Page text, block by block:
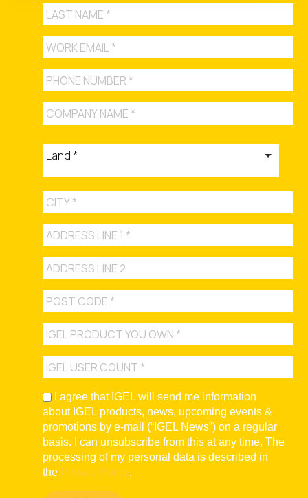
I agree that IGEL will send me information
about IGEL products, news, upcoming events &
promotions by e-mail (“IGEL News”) on a regular
basis. I can unsubscribe from this at any time. The
processing of my personal data is described in
the Privacy Policy.